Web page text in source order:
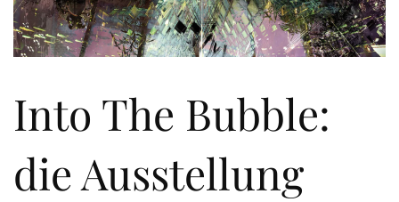
Into The Bubble:
die Ausstellung